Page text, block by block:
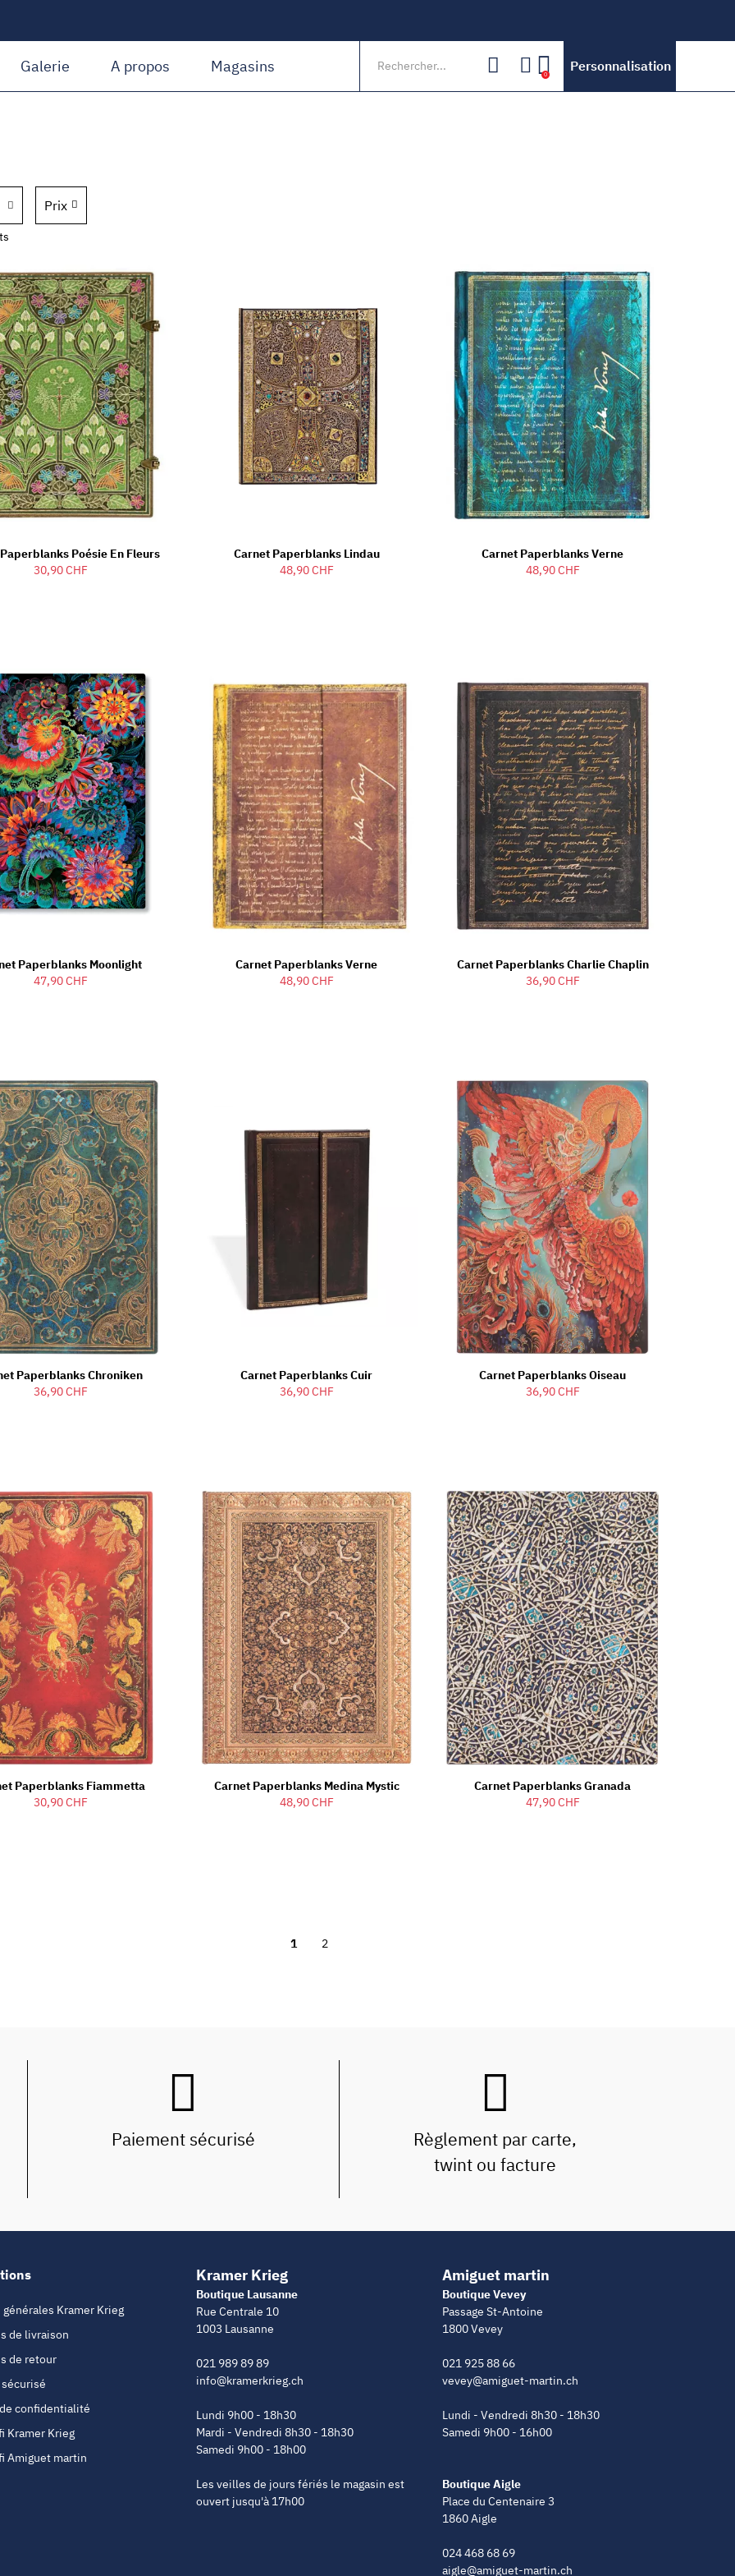
Galerie A propos Magasins 0
Personnalisation
Prix
Poésie En Fleurs
30,90 CHF
Carnet Paperblanks Lindau
48,90 CHF
Carnet Paperblanks Verne
48,90 CHF
Paperblanks Moonlight
47,90 CHF
Carnet Paperblanks Verne
48,90 CHF
Carnet Paperblanks Charlie Chaplin
36,90 CHF
Paperblanks Chroniken
36,90 CHF
Carnet Paperblanks Cuir
36,90 CHF
Carnet Paperblanks Oiseau
36,90 CHF
Paperblanks Fiammetta
30,90 CHF
Carnet Paperblanks Medina Mystic
48,90 CHF
Carnet Paperblanks Granada
47,90 CHF
1 2
Paiement sécurisé
Règlement par carte,
twint ou facture
Kramer Krieg
de livraison
de retour
confidentialité
Kramer Krieg
Amiguet martin
Kramer Krieg
Boutique Lausanne
Rue Centrale 10
1003 Lausanne
021 989 89 89
info@kramerkrieg.ch
Lundi 9h00 - 18h30
Mardi - Vendredi 8h30 - 18h30
Samedi 9h00 - 18h00
Les veilles de jours fériés le magasin est
ouvert jusqu'à 17h00
Amiguet martin
Boutique Vevey
Passage St-Antoine
1800 Vevey
021 925 88 66
vevey@amiguet-martin.ch
Lundi - Vendredi 8h30 - 18h30
Samedi 9h00 - 16h00
Boutique Aigle
Place du Centenaire 3
1860 Aigle
024 468 68 69
aigle@amiguet-martin.ch